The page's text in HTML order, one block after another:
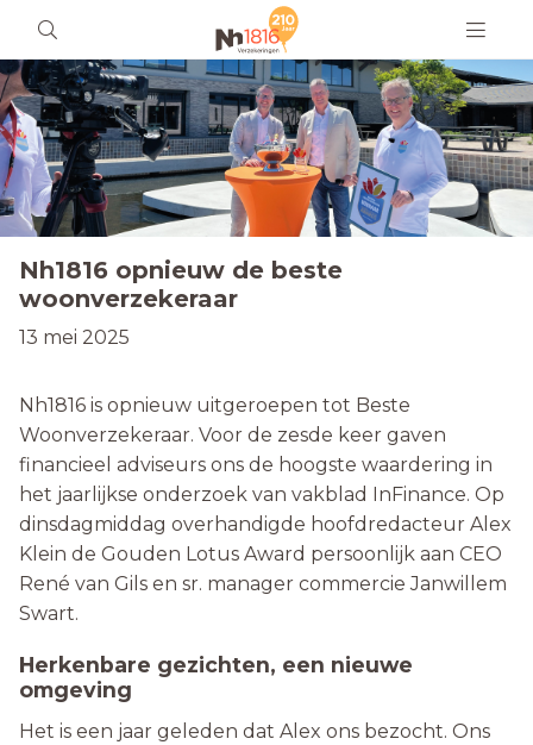
Nh1816 opnieuw de beste
woonverzekeraar
13 mei 2025
Nh1816 is opnieuw uitgeroepen tot Beste
Woonverzekeraar. Voor de zesde keer gaven
financieel adviseurs ons de hoogste waardering in
het jaarlijkse onderzoek van vakblad InFinance. Op
dinsdagmiddag overhandigde hoofdredacteur Alex
Klein de Gouden Lotus Award persoonlijk aan CEO
René van Gils en sr. manager commercie Janwillem
Swart.
Herkenbare gezichten, een nieuwe
omgeving
Het is een jaar geleden dat Alex ons bezocht. Ons